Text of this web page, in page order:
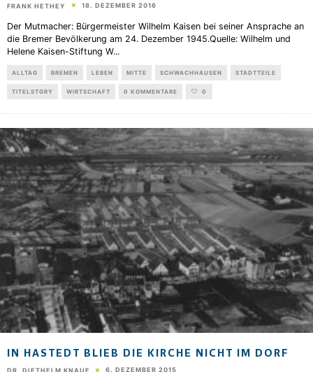
FRANK HETHEY 18. DEZEMBER 2016
Der Mutmacher: Bürgermeister Wilhelm Kaisen bei seiner Ansprache an
die Bremer Bevölkerung am 24. Dezember 1945.Quelle: Wilhelm und
Helene Kaisen-Stiftung W...
ALLTAG BREMEN LEBEN MITTE SCHWACHHAUSEN STADTTEILE
TITELSTORY WIRTSCHAFT 0 KOMMENTARE 0
IN HASTEDT BLIEB DIE KIRCHE NICHT IM DORF
DR. DIETHELM KNAUF 6. DEZEMBER 2015